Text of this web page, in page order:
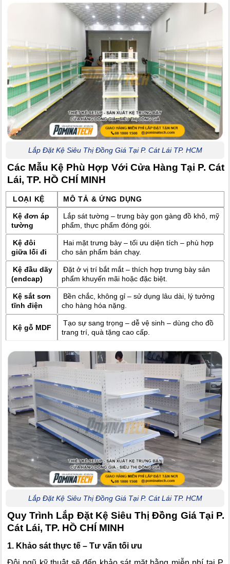
Lắp Đặt Kệ Siêu Thị Đồng Giá Tại P. Cát Lái TP. HCM
Các Mẫu Kệ Phù Hợp Với Cửa Hàng Tại P. Cát
Lái, TP. HỒ CHÍ MINH
LOẠI KỆ MÔ TẢ & ỨNG DỤNG
Kệ đơn áp
tường
Lắp sát tường – trưng bày gọn gàng đồ khô, mỹ
phẩm, thực phẩm đóng gói.
Kệ đôi
giữa lối đi
Hai mặt trưng bày – tối ưu diện tích – phù hợp
cho sản phẩm bán chạy.
Kệ đầu dãy
(endcap)
Đặt ở vị trí bắt mắt – thích hợp trưng bày sản
phẩm khuyến mãi hoặc đặc biệt.
Kệ sắt sơn
tĩnh điện
Bền chắc, không gỉ – sử dụng lâu dài, lý tưởng
cho hàng hóa nặng.
Kệ gỗ MDF
Tạo sự sang trọng – dễ vệ sinh – dùng cho đồ
trang trí, quà tặng cao cấp.
Lắp Đặt Kệ Siêu Thị Đồng Giá Tại P. Cát Lái TP. HCM
Quy Trình Lắp Đặt Kệ Siêu Thị Đồng Giá Tại P.
Cát Lái, TP. HỒ CHÍ MINH
1. Khảo sát thực tế – Tư vấn tối ưu